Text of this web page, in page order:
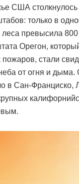
США
только в
превысила 800
Орегон,
стали
от огня и дыма.
в Сан-Франциско,